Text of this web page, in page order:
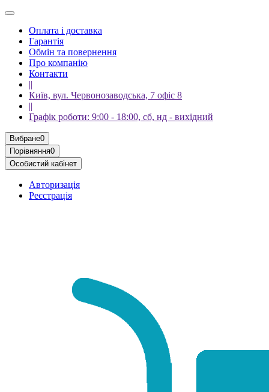
Оплата і доставка
Гарантія
Обмін та повернення
Про компанію
Контакти
||
Київ, вул. Червонозаводська, 7 офіс 8
||
Графік роботи: 9:00 - 18:00, сб, нд - вихідний
Вибране0
Порівняння0
Особистий кабінет
Авторизація
Реєстрація